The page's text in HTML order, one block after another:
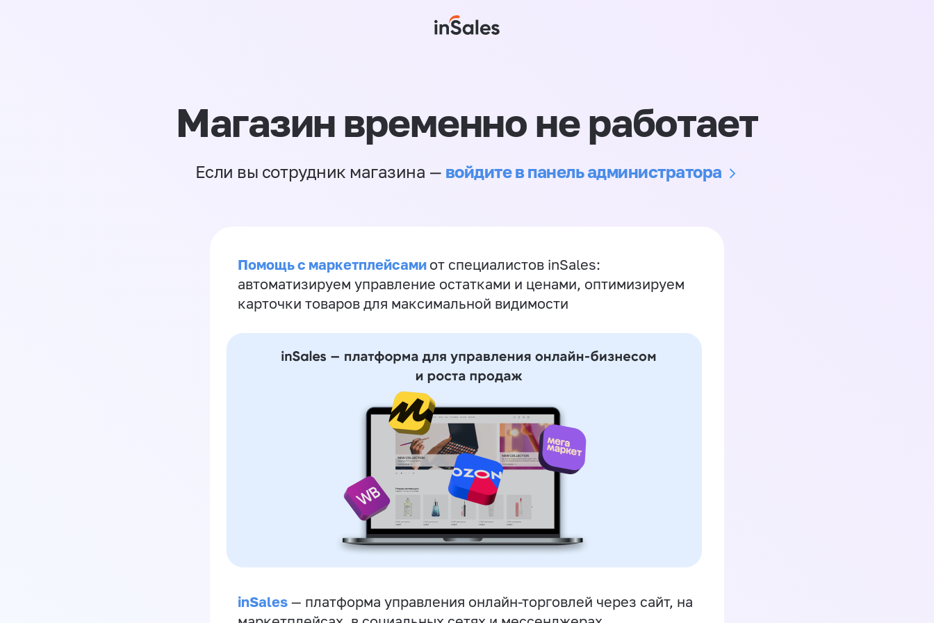
Магазин временно не работает
Если вы сотрудник магазина — войдите в панель администратора
Помощь с маркетплейсами от специалистов inSales:
автоматизируем управление остатками и ценами, оптимизируем
карточки товаров для максимальной видимости
inSales — платформа управления онлайн-торговлей через сайт, на